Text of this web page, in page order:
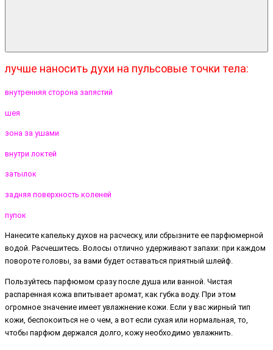
лучше наносить духи на пульсовые точки тела:
внутренняя сторона запястий
шея
зона за ушами
внутри локтей
затылок
задняя поверхность коленей
пупок
Нанесите капельку духов на расческу, или сбрызните ее парфюмерной
водой. Расчешитесь. Волосы отлично удерживают запахи: при каждом
повороте головы, за вами будет оставаться приятный шлейф.
Пользуйтесь парфюмом сразу после душа или ванной. Чистая
распаренная кожа впитывает аромат, как губка воду. При этом
огромное значение имеет увлажнение кожи. Если у вас жирный тип
кожи, беспокоиться не о чем, а вот если сухая или нормальная, то,
чтобы парфюм держался долго, кожу необходимо увлажнить.